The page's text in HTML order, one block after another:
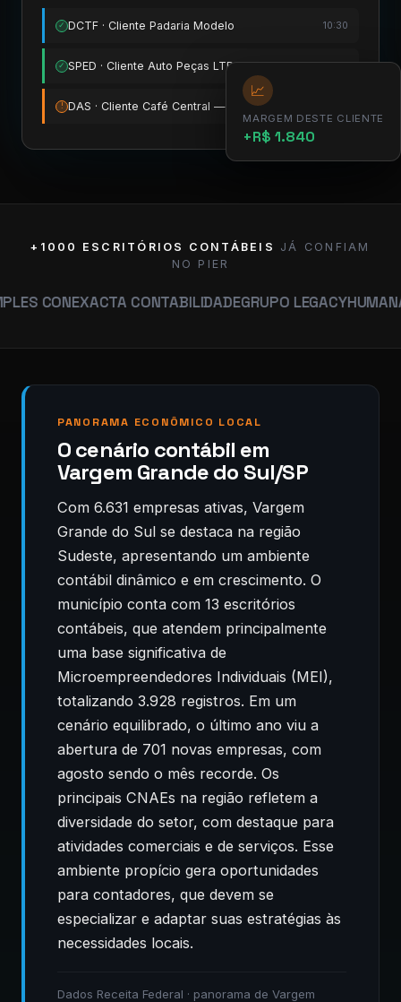
✓ DCTF · Cliente Padaria Modelo 10:30
✓ SPED · Cliente Auto Peças LTDA 11:15
! DAS · Cliente Café Central — vence amanhã
📈
MARGEM DESTE CLIENTE
+R$ 1.840
+1000 ESCRITÓRIOS CONTÁBEIS
JÁ CONFIAM
NO PIER
EXACTA CONTABILIDADEGRUPO LEGACYHUMANA
PANORAMA ECONÔMICO LOCAL
O cenário contábil em
Vargem Grande do Sul/SP
Com 6.631 empresas ativas, Vargem
Grande do Sul se destaca na região
Sudeste, apresentando um ambiente
contábil dinâmico e em crescimento. O
município conta com 13 escritórios
contábeis, que atendem principalmente
uma base significativa de
Microempreendedores Individuais (MEI),
totalizando 3.928 registros. Em um
cenário equilibrado, o último ano viu a
abertura de 701 novas empresas, com
agosto sendo o mês recorde. Os
principais CNAEs na região refletem a
diversidade do setor, com destaque para
atividades comerciais e de serviços. Esse
ambiente propício gera oportunidades
para contadores, que devem se
especializar e adaptar suas estratégias às
necessidades locais.
Dados Receita Federal · panorama de Vargem